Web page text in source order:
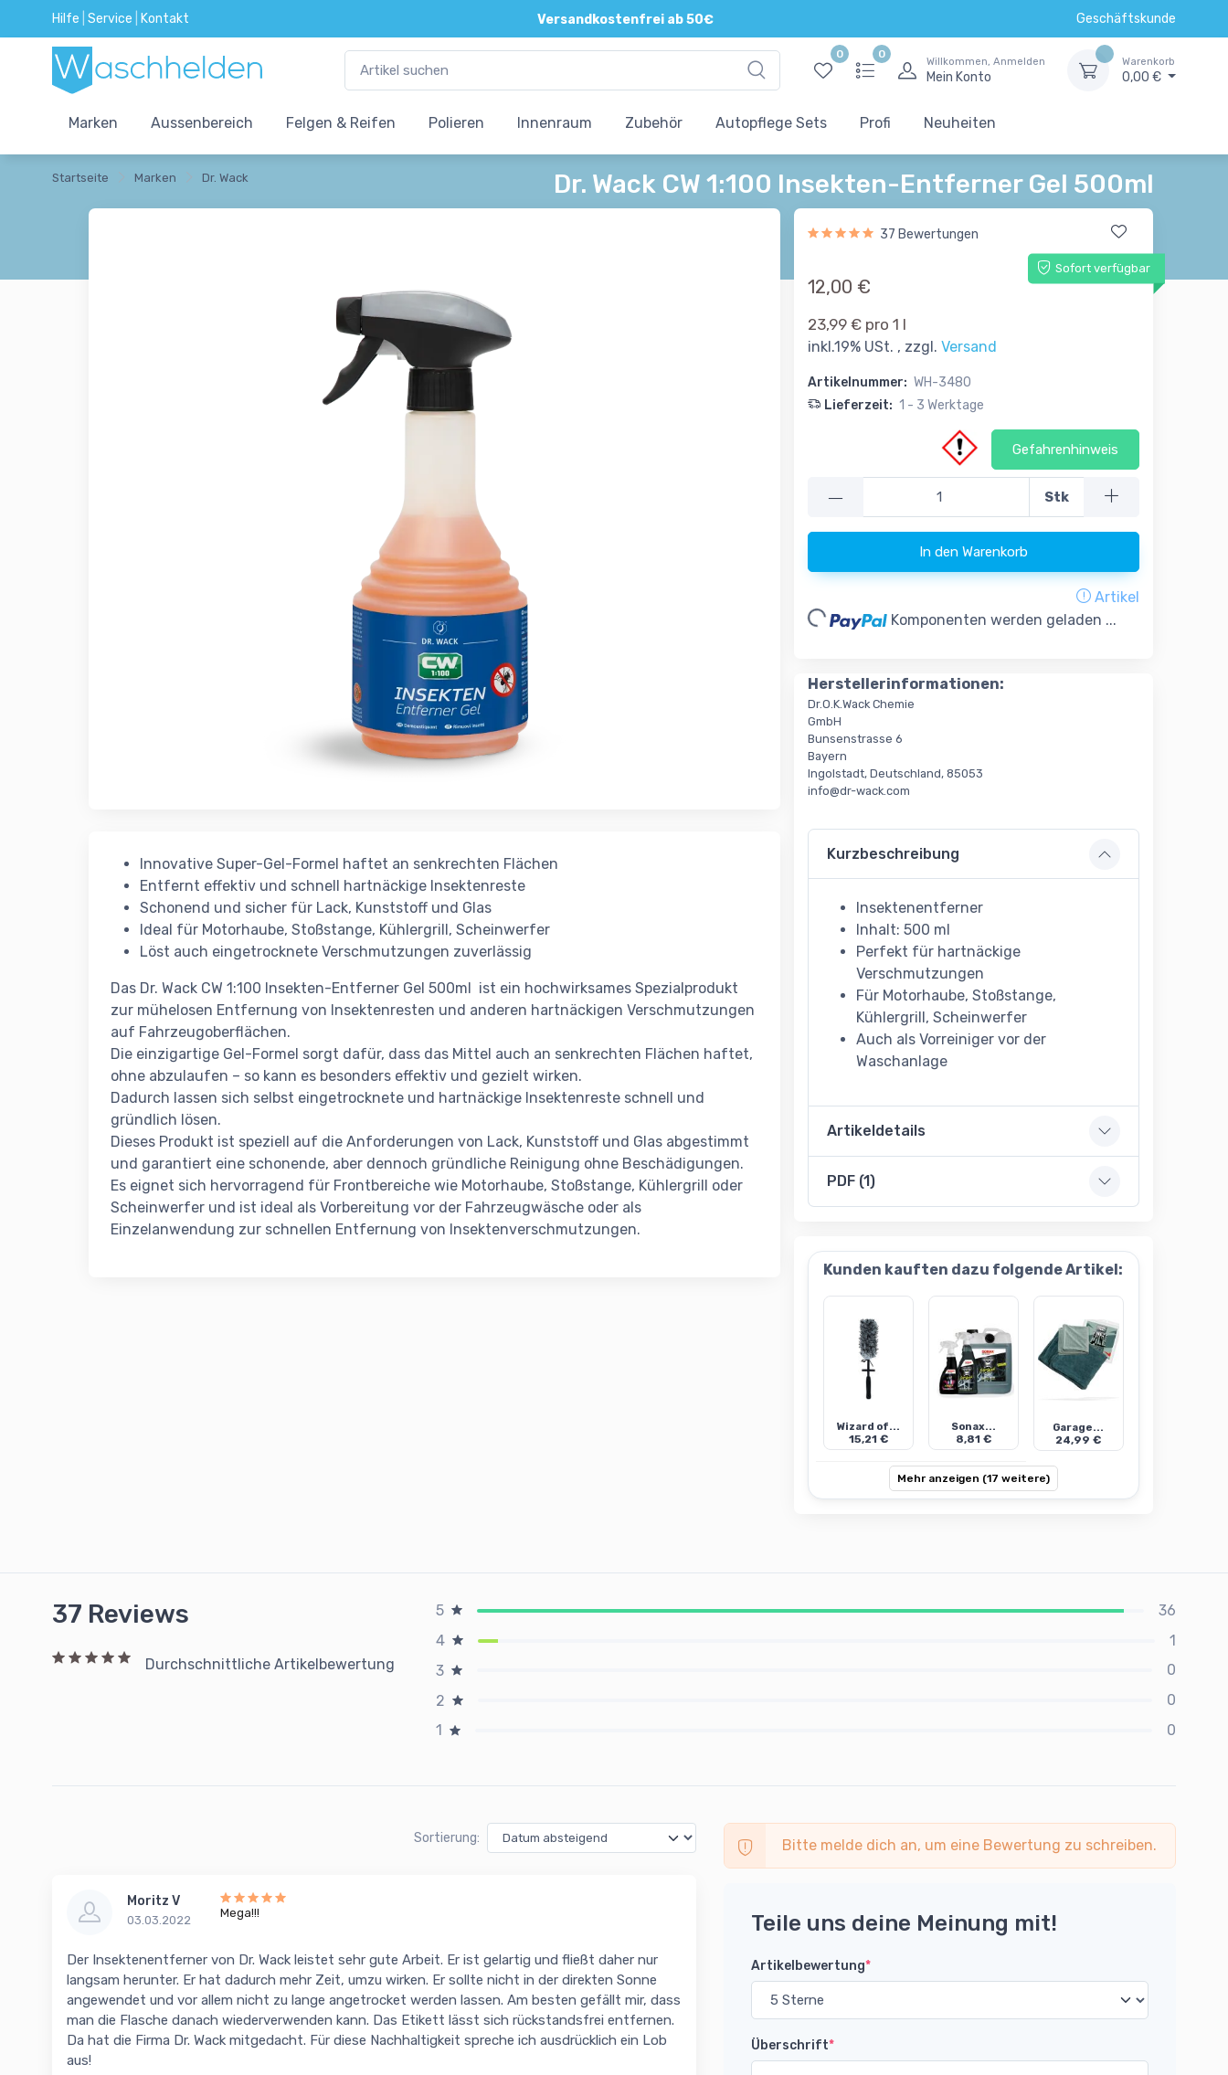
Hilfe Service Kontakt Versandkostenfrei ab 50€
Direkte und persönliche Beratung Geschäftskunde
0 0
Willkommen, Anmelden
Mein Konto
Warenkorb
0,00 €
Marken Aussenbereich Felgen & Reifen Polieren Innenraum Zubehör Autopflege Sets Profi Neuheiten
Startseite Marken Dr. Wack Dr. Wack CW 1:100 Insekten-Entferner Gel 500ml
Innovative Super-Gel-Formel haftet an senkrechten Flächen
Entfernt effektiv und schnell hartnäckige Insektenreste
Schonend und sicher für Lack, Kunststoff und Glas
Ideal für Motorhaube, Stoßstange, Kühlergrill, Scheinwerfer
Löst auch eingetrocknete Verschmutzungen zuverlässig
Das Dr. Wack CW 1:100 Insekten-Entferner Gel 500ml ist ein hochwirksames Spezialprodukt
zur mühelosen Entfernung von Insektenresten und anderen hartnäckigen Verschmutzungen
auf Fahrzeugoberflächen.
Die einzigartige Gel-Formel sorgt dafür, dass das Mittel auch an senkrechten Flächen haftet,
ohne abzulaufen – so kann es besonders effektiv und gezielt wirken.
Dadurch lassen sich selbst eingetrocknete und hartnäckige Insektenreste schnell und
gründlich lösen.
Dieses Produkt ist speziell auf die Anforderungen von Lack, Kunststoff und Glas abgestimmt
und garantiert eine schonende, aber dennoch gründliche Reinigung ohne Beschädigungen.
Es eignet sich hervorragend für Frontbereiche wie Motorhaube, Stoßstange, Kühlergrill oder
Scheinwerfer und ist ideal als Vorbereitung vor der Fahrzeugwäsche oder als
Einzelanwendung zur schnellen Entfernung von Insektenverschmutzungen.
37 Bewertungen
Sofort verfügbar
12,00 €
23,99 € pro 1 l
inkl.19% USt. , zzgl. Versand
Artikelnummer: WH-3480
Lieferzeit: 1 - 3 Werktage
Gefahrenhinweis
— Stk
In den Warenkorb
Artikel
Loading... Komponenten werden geladen ...
Herstellerinformationen:
Dr.O.K.Wack Chemie
GmbH
Bunsenstrasse 6
Bayern
Ingolstadt, Deutschland, 85053
info@dr-wack.com
Kurzbeschreibung
Insektenentferner
Inhalt: 500 ml
Perfekt für hartnäckige
Verschmutzungen
Für Motorhaube, Stoßstange,
Kühlergrill, Scheinwerfer
Auch als Vorreiniger vor der
Waschanlage
Artikeldetails
PDF (1)
Kunden kauften dazu folgende Artikel:
Wizard of...
15,21 €
Sonax...
8,81 €
Garage...
24,99 €
Mehr anzeigen (17 weitere)
37 Reviews
Durchschnittliche Artikelbewertung
5
36
4
1
3
0
2
0
1
0
Sortierung:
Moritz V
03.03.2022
Mega!!!
Der Insektenentferner von Dr. Wack leistet sehr gute Arbeit. Er ist gelartig und fließt daher nur
langsam herunter. Er hat dadurch mehr Zeit, umzu wirken. Er sollte nicht in der direkten Sonne
angewendet und vor allem nicht zu lange angetrocket werden lassen. Am besten gefällt mir, dass
man die Flasche danach wiederverwenden kann. Das Etikett lässt sich rückstandsfrei entfernen.
Da hat die Firma Dr. Wack mitgedacht. Für diese Nachhaltigkeit spreche ich ausdrücklich ein Lob
aus!
Bitte melde dich an, um eine Bewertung zu schreiben.
Teile uns deine Meinung mit!
Artikelbewertung*
Überschrift*